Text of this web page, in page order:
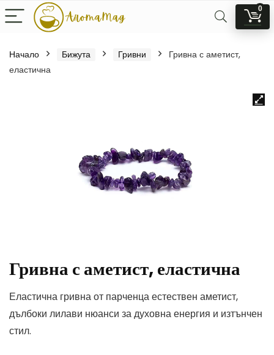
0
Начало Бижута Гривни
Гривна с аметист,
еластична
Гривна с аметист, еластична
Еластична гривна от парченца естествен аметист,
дълбоки лилави нюанси за духовна енергия и изтънчен
стил.